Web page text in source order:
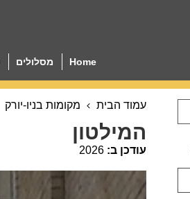
Home מסלולים
עמוד הבית מקומות בניו-יורק
המילטון
עודכן ב: 2026